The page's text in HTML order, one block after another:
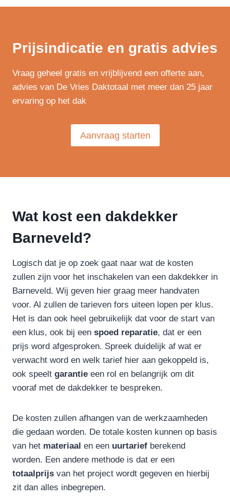
Prijsindicatie en gratis advies
Vraag geheel gratis en vrijblijvend een offerte aan,
advies van De Vries Daktotaal met meer dan 25 jaar
ervaring op het dak
Aanvraag starten
Wat kost een dakdekker
Barneveld?
Logisch dat je op zoek gaat naar wat de kosten
zullen zijn voor het inschakelen van een dakdekker in
Barneveld. Wij geven hier graag meer handvaten
voor. Al zullen de tarieven fors uiteen lopen per klus.
Het is dan ook heel gebruikelijk dat voor de start van
een klus, ook bij een spoed reparatie, dat er een
prijs word afgesproken. Spreek duidelijk af wat er
verwacht word en welk tarief hier aan gekoppeld is,
ook speelt garantie een rol en belangrijk om dit
vooraf met de dakdekker te bespreken.
De kosten zullen afhangen van de werkzaamheden
die gedaan worden. De totale kosten kunnen op basis
van het materiaal en een uurtarief berekend
worden. Een andere methode is dat er een
totaalprijs van het project wordt gegeven en hierbij
zit dan alles inbegrepen.